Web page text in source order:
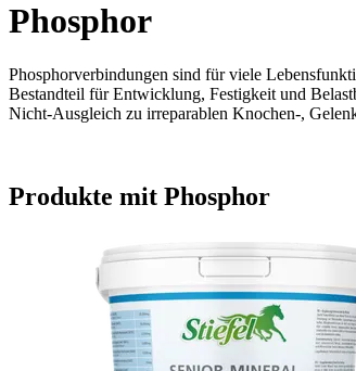
Phosphor
Phosphorverbindungen sind für viele
Bestandteil für Entwicklung, Festigkeit und
Nicht-Ausgleich zu irreparablen Knochen-,
Produkte mit Phosphor